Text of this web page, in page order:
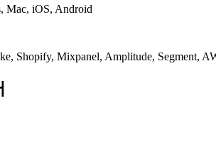
Mac, iOS, Android
Shopify, Mixpanel, Amplitude, Segment,